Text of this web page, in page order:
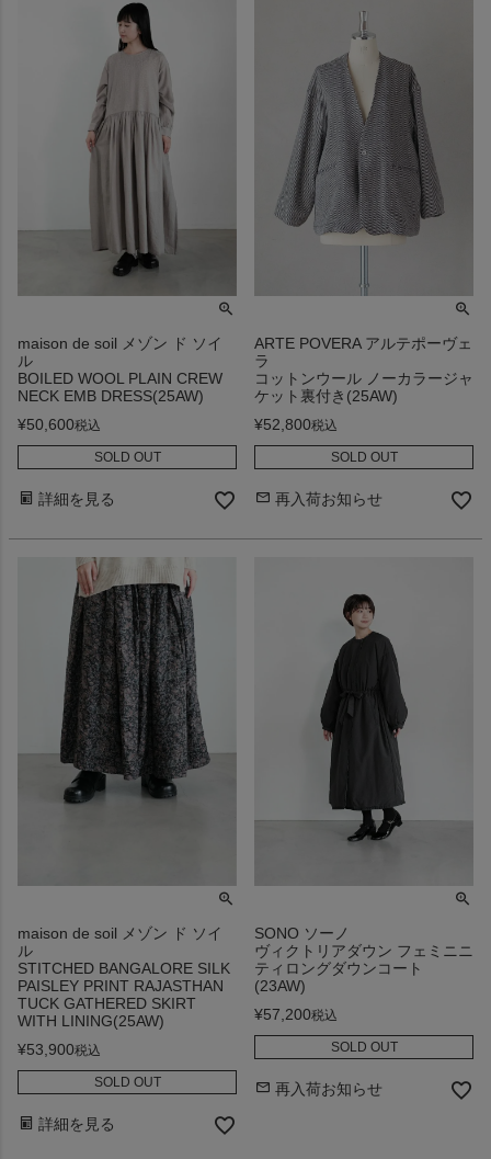
maison de soil メゾン ド ソイ
ル
BOILED WOOL PLAIN CREW
NECK EMB DRESS(25AW)
¥50,600税込
SOLD OUT
詳細を見る
ARTE POVERA アルテポーヴェ
ラ
コットンウール ノーカラージャ
ケット裏付き(25AW)
¥52,800税込
SOLD OUT
再入荷お知らせ
maison de soil メゾン ド ソイ
ル
STITCHED BANGALORE SILK
PAISLEY PRINT RAJASTHAN
TUCK GATHERED SKIRT
WITH LINING(25AW)
¥53,900税込
SOLD OUT
詳細を見る
SONO ソーノ
ヴィクトリアダウン フェミニニ
ティロングダウンコート
(23AW)
¥57,200税込
SOLD OUT
再入荷お知らせ